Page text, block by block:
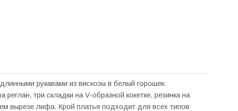
рукавами из вискозы в белый горошек.
реглан, три складки на V-образной кокетке, резинка на
вырезе лифа. Крой платья подходит для всех типов